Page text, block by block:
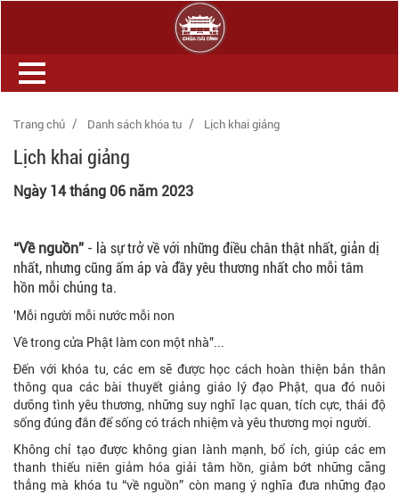
Trang chủ Danh sách khóa tu Lịch khai giảng
Lịch khai giảng
Ngày 14 tháng 06 năm 2023
“Về nguồn” - là sự trở về với những điều chân thật nhất, giản dị
nhất, nhưng cũng ấm áp và đầy yêu thương nhất cho mỗi tâm
hồn mỗi chúng ta.
'Mỗi người mỗi nước mỗi non
Về trong cửa Phật làm con một nhà"...
Đến với khóa tu, các em sẽ được học cách hoàn thiện bản thân
thông qua các bài thuyết giảng giáo lý đạo Phật, qua đó nuôi
dưỡng tình yêu thương, những suy nghĩ lạc quan, tích cực, thái độ
sống đúng đắn để sống có trách nhiệm và yêu thương mọi người.
Không chỉ tạo được không gian lành mạnh, bổ ích, giúp các em
thanh thiếu niên giảm hóa giải tâm hồn, giảm bớt những căng
thẳng mà khóa tu “về nguồn” còn mang ý nghĩa đưa những đạo